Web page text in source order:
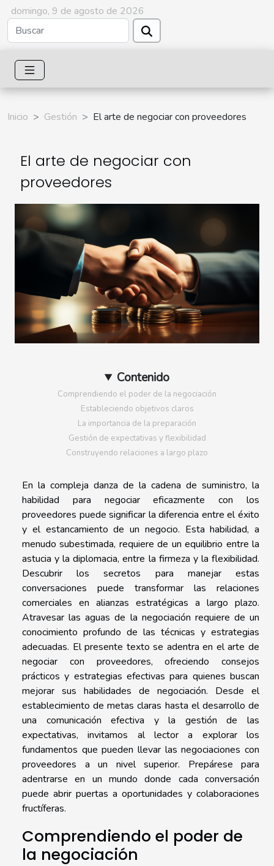
domingo, 9 de agosto de 2026
Inicio Gestión El arte de negociar con proveedores
El arte de negociar con
proveedores
Contenido
Comprendiendo el poder de la negociación
Estableciendo objetivos claros
La importancia de la preparación
Gestión de expectativas y flexibilidad
Construyendo relaciones a largo plazo
En la compleja danza de la cadena de suministro, la
habilidad para negociar eficazmente con los
proveedores puede significar la diferencia entre el éxito
y el estancamiento de un negocio. Esta habilidad, a
menudo subestimada, requiere de un equilibrio entre la
astucia y la diplomacia, entre la firmeza y la flexibilidad.
Descubrir los secretos para manejar estas
conversaciones puede transformar las relaciones
comerciales en alianzas estratégicas a largo plazo.
Atravesar las aguas de la negociación requiere de un
conocimiento profundo de las técnicas y estrategias
adecuadas. El presente texto se adentra en el arte de
negociar con proveedores, ofreciendo consejos
prácticos y estrategias efectivas para quienes buscan
mejorar sus habilidades de negociación. Desde el
establecimiento de metas claras hasta el desarrollo de
una comunicación efectiva y la gestión de las
expectativas, invitamos al lector a explorar los
fundamentos que pueden llevar las negociaciones con
proveedores a un nivel superior. Prepárese para
adentrarse en un mundo donde cada conversación
puede abrir puertas a oportunidades y colaboraciones
fructíferas.
Comprendiendo el poder de
la negociación